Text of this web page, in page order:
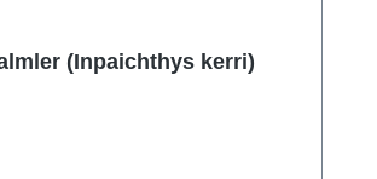
(Inpaichthys kerri)